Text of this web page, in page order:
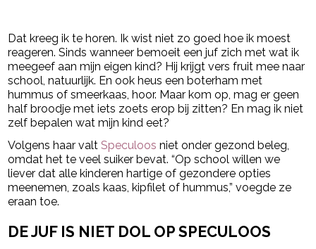
Dat kreeg ik te horen. Ik wist niet zo goed hoe ik moest
reageren. Sinds wanneer bemoeit een juf zich met wat ik
meegeef aan mijn eigen kind? Hij krijgt vers fruit mee naar
school, natuurlijk. En ook heus een boterham met
hummus of smeerkaas, hoor. Maar kom op, mag er geen
half broodje met iets zoets erop bij zitten? En mag ik niet
zelf bepalen wat mijn kind eet?
Volgens haar valtSpeculoos niet onder gezond beleg,
omdat het te veel suiker bevat. “Op school willen we
liever dat alle kinderen hartige of gezondere opties
meenemen, zoals kaas, kipfilet of hummus,” voegde ze
eraan toe.
DE JUF IS NIET DOL OP SPECULOOS